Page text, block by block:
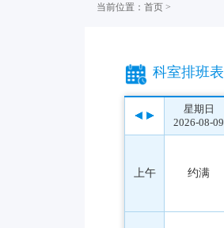
当前位置：首页 >
科室排班表
星期日
2026-08-09
上午 约满